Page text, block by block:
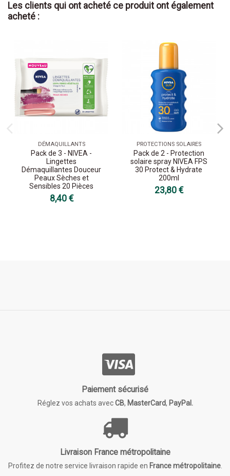
Les clients qui ont acheté ce produit ont également
acheté :
DÉMAQUILLANTS
Pack de 3 - NIVEA -
Lingettes
Démaquillantes Douceur
Peaux Sèches et
Sensibles 20 Pièces
8,40 €
PROTECTIONS SOLAIRES
Pack de 2 - Protection
solaire spray NIVEA FPS
30 Protect & Hydrate
200ml
23,80 €
Paiement sécurisé
Réglez vos achats avecCB, MasterCard, PayPal.
Livraison France métropolitaine
Profitez de notre service livraison rapide en France métropolitaine.